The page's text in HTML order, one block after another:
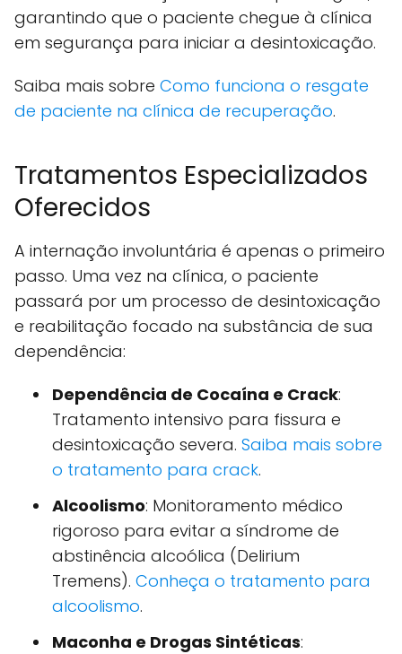
garantindo que o paciente chegue à clínica
em segurança para iniciar a desintoxicação.
Saiba mais sobre Como funciona o resgate
de paciente na clínica de recuperação.
Tratamentos Especializados
Oferecidos
A internação involuntária é apenas o primeiro
passo. Uma vez na clínica, o paciente
passará por um processo de desintoxicação
e reabilitação focado na substância de sua
dependência:
Dependência de Cocaína e Crack:
Tratamento intensivo para fissura e
desintoxicação severa. Saiba mais sobre
o tratamento para crack.
Alcoolismo: Monitoramento médico
rigoroso para evitar a síndrome de
abstinência alcoólica (Delirium
Tremens). Conheça o tratamento para
alcoolismo.
Maconha e Drogas Sintéticas: